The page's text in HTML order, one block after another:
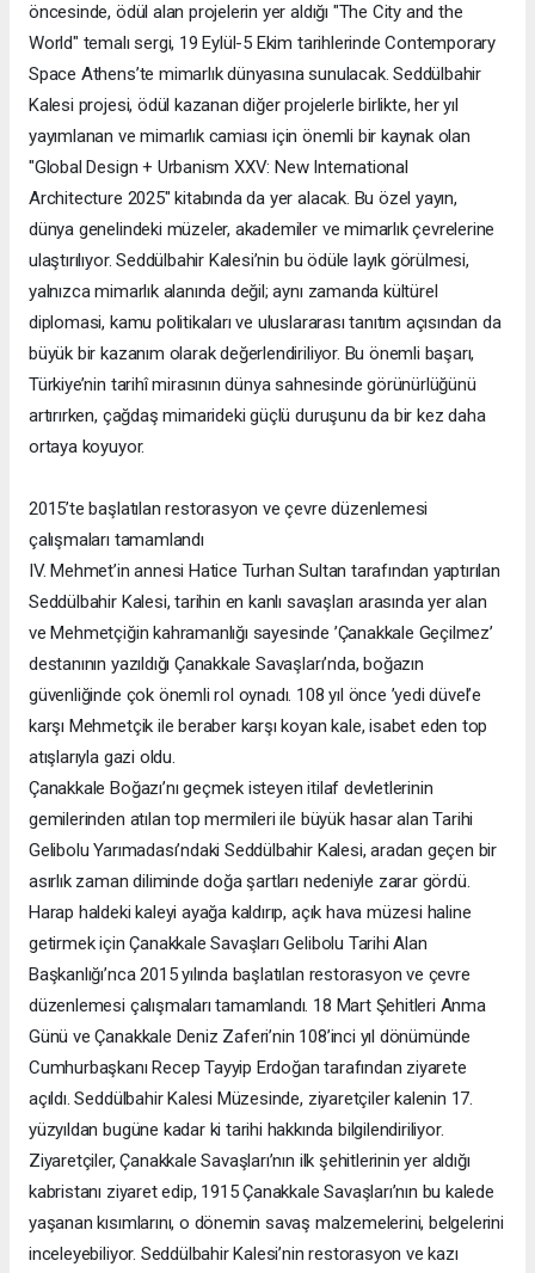
öncesinde, ödül alan projelerin yer aldığı "The City and the
World" temalı sergi, 19 Eylül-5 Ekim tarihlerinde Contemporary
Space Athens’te mimarlık dünyasına sunulacak. Seddülbahir
Kalesi projesi, ödül kazanan diğer projelerle birlikte, her yıl
yayımlanan ve mimarlık camiası için önemli bir kaynak olan
"Global Design + Urbanism XXV: New International
Architecture 2025" kitabında da yer alacak. Bu özel yayın,
dünya genelindeki müzeler, akademiler ve mimarlık çevrelerine
ulaştırılıyor. Seddülbahir Kalesi’nin bu ödüle layık görülmesi,
yalnızca mimarlık alanında değil; aynı zamanda kültürel
diplomasi, kamu politikaları ve uluslararası tanıtım açısından da
büyük bir kazanım olarak değerlendiriliyor. Bu önemli başarı,
Türkiye’nin tarihî mirasının dünya sahnesinde görünürlüğünü
artırırken, çağdaş mimarideki güçlü duruşunu da bir kez daha
ortaya koyuyor.
2015’te başlatılan restorasyon ve çevre düzenlemesi
çalışmaları tamamlandı
IV. Mehmet’in annesi Hatice Turhan Sultan tarafından yaptırılan
Seddülbahir Kalesi, tarihin en kanlı savaşları arasında yer alan
ve Mehmetçiğin kahramanlığı sayesinde ’Çanakkale Geçilmez’
destanının yazıldığı Çanakkale Savaşları’nda, boğazın
güvenliğinde çok önemli rol oynadı. 108 yıl önce ’yedi düvel’e
karşı Mehmetçik ile beraber karşı koyan kale, isabet eden top
atışlarıyla gazi oldu.
Çanakkale Boğazı’nı geçmek isteyen itilaf devletlerinin
gemilerinden atılan top mermileri ile büyük hasar alan Tarihi
Gelibolu Yarımadası’ndaki Seddülbahir Kalesi, aradan geçen bir
asırlık zaman diliminde doğa şartları nedeniyle zarar gördü.
Harap haldeki kaleyi ayağa kaldırıp, açık hava müzesi haline
getirmek için Çanakkale Savaşları Gelibolu Tarihi Alan
Başkanlığı’nca 2015 yılında başlatılan restorasyon ve çevre
düzenlemesi çalışmaları tamamlandı. 18 Mart Şehitleri Anma
Günü ve Çanakkale Deniz Zaferi’nin 108’inci yıl dönümünde
Cumhurbaşkanı Recep Tayyip Erdoğan tarafından ziyarete
açıldı. Seddülbahir Kalesi Müzesinde, ziyaretçiler kalenin 17.
yüzyıldan bugüne kadar ki tarihi hakkında bilgilendiriliyor.
Ziyaretçiler, Çanakkale Savaşları’nın ilk şehitlerinin yer aldığı
kabristanı ziyaret edip, 1915 Çanakkale Savaşları’nın bu kalede
yaşanan kısımlarını, o dönemin savaş malzemelerini, belgelerini
inceleyebiliyor. Seddülbahir Kalesi’nin restorasyon ve kazı